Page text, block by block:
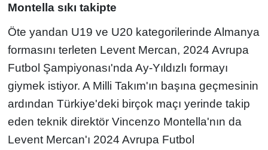
Montella sıkı takipte
Öte yandan U19 ve U20 kategorilerinde Almanya
formasını terleten Levent Mercan, 2024 Avrupa
Futbol Şampiyonası'nda Ay-Yıldızlı formayı
giymek istiyor. A Milli Takım'ın başına geçmesinin
ardından Türkiye'deki birçok maçı yerinde takip
eden teknik direktör Vincenzo Montella'nın da
Levent Mercan'ı 2024 Avrupa Futbol